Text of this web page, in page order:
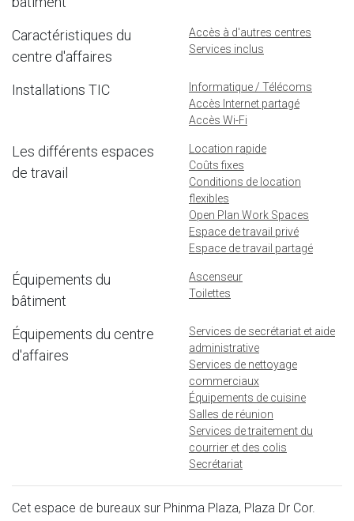
Caractéristiques du
centre d'affaires
Accès à d'autres centres
Services inclus
Installations TIC
Informatique / Télécoms
Accès Internet partagé
Accès Wi-Fi
Les différents espaces
de travail
Location rapide
Coûts fixes
Conditions de location
flexibles
Open Plan Work Spaces
Espace de travail privé
Espace de travail partagé
Équipements du
bâtiment
Ascenseur
Toilettes
Équipements du centre
d'affaires
Services de secrétariat et aide
administrative
Services de nettoyage
commerciaux
Équipements de cuisine
Salles de réunion
Services de traitement du
courrier et des colis
Secrétariat
Cet espace de bureaux sur Phinma Plaza, Plaza Dr Cor.